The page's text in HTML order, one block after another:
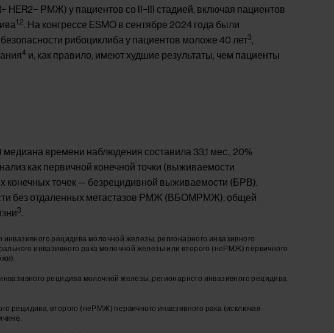
РМЖ) у пациентов со II–III стадией, включая пациентов
1,2. На конгрессе ESMO в сентябре 2024 года были
рибоциклиба у пациентов моложе 40 лет3,
4 и, как правило, имеют худшие результаты, чем пациенты
времени наблюдения составила 33,1 мес., 20%
как первичной конечной точки (выживаемости
конечных точек — безрецидивной выживаемости (БРВ),
без отдаленных метастазов РМЖ (ВБОМРМЖ), общей
3.
рецидива молочной железы, регионарного инвазивного
инвазивного рака молочной железы или второго (неРМЖ) первичного
рецидива молочной железы, регионарного инвазивного рецидива,
рецидива, второго (неРМЖ) первичного инвазивного рака (исключая